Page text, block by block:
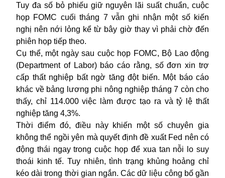
Tuy đa số bỏ phiếu giữ nguyên lãi suất chuẩn, cuộc
họp FOMC cuối tháng 7 vẫn ghi nhận một số kiến
nghị nên nới lỏng kể từ bây giờ thay vì phải chờ đến
phiên họp tiếp theo.
Cụ thể, một ngày sau cuộc họp FOMC, Bộ Lao động
(Department of Labor) báo cáo rằng, số đơn xin trợ
cấp thất nghiệp bất ngờ tăng đột biến. Một báo cáo
khác về bảng lương phi nông nghiệp tháng 7 còn cho
thấy, chỉ 114.000 việc làm được tạo ra và tỷ lệ thất
nghiệp tăng 4,3%.
Thời điểm đó, điều này khiến một số chuyên gia
không thể ngồi yên mà quyết định đề xuất Fed nên có
động thái ngay trong cuộc họp để xua tan nỗi lo suy
thoái kinh tế. Tuy nhiên, tình trạng khủng hoảng chỉ
kéo dài trong thời gian ngắn. Các dữ liệu công bố gần